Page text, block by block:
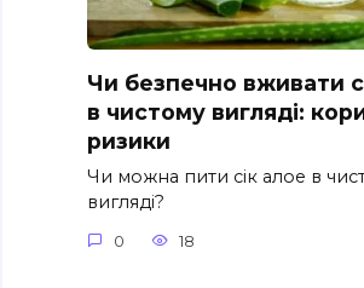
Чи безпечно вживати
в чистому вигляді:
ризики
Чи можна пити сік алое в
вигляді?
0 18